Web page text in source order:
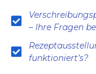
– Ihre Fragen
funktioniert’s?